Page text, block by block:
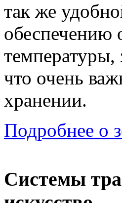
так же
обеспечению
температуры,
что очень
хранении.
Подробнее о
Системы